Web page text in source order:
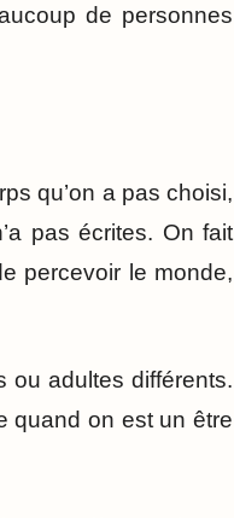
de personnes
qu’on a pas choisi,
pas écrites. On fait
percevoir le monde,
ou adultes différents.
quand on est un être